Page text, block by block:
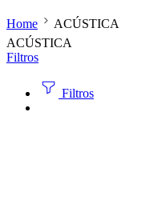
Home
ACÚSTICA
ACÚSTICA
Filtros
Filtros